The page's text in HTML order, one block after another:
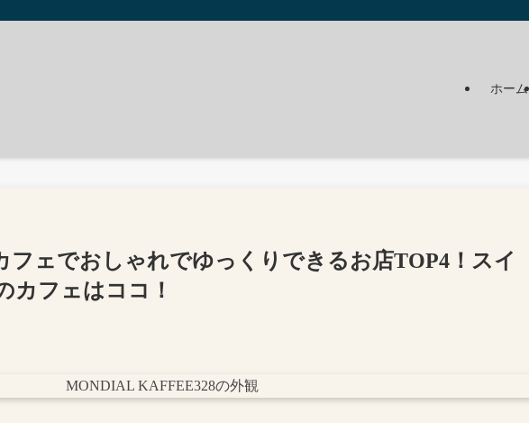
ホーム
フェでおしゃれでゆっくりできるお店TOP4！スイ
カフェはココ！